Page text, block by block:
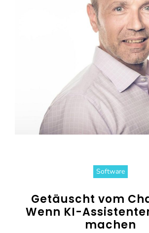
Software
Getäuscht vom
Wenn KI-
machen